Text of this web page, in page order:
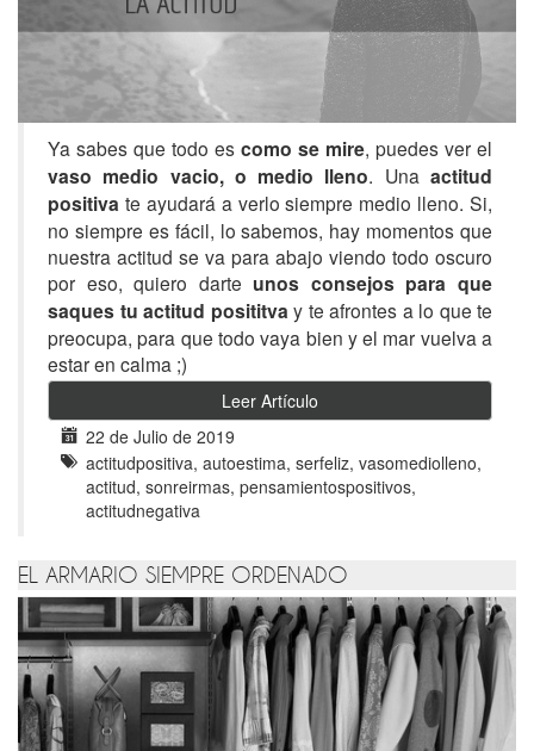
Ya sabes que todo es como se mire, puedes ver el
vaso medio vacio, o medio lleno. Unaactitud
positiva te ayudará a verlo siempre medio lleno. Si,
no siempre es fácil, lo sabemos, hay momentos que
nuestra actitud se va para abajo viendo todo oscuro
por eso, quiero darte unos consejos para que
saques tu actitud posititva y te afrontes a lo que te
preocupa, para que todo vaya bien y el mar vuelva a
estar en calma ;)
Leer Artículo
22 de Julio de 2019
actitudpositiva, autoestima, serfeliz, vasomediolleno,
actitud, sonreirmas, pensamientospositivos,
actitudnegativa
EL ARMARIO SIEMPRE ORDENADO